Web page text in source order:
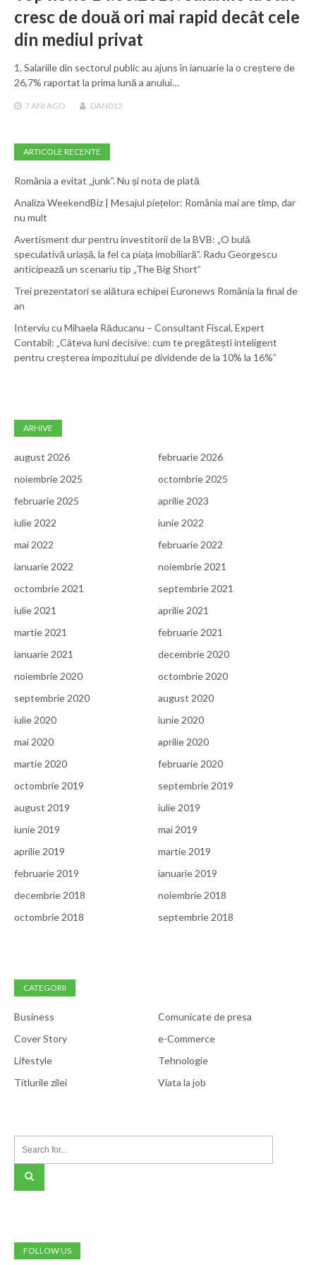
cresc de două ori mai rapid decât cele
din mediul privat
1. Salariile din sectorul public au ajuns în ianuarie la o creștere de
26,7% raportat la prima lună a anului…
7 ANI AGO DAN012
ARTICOLE RECENTE
România a evitat „junk”. Nu și nota de plată
Analiza WeekendBiz | Mesajul piețelor: România mai are timp, dar
nu mult
Avertisment dur pentru investitorii de la BVB: „O bulă
speculativă uriașă, la fel ca piața imobiliară”. Radu Georgescu
anticipează un scenariu tip „The Big Short”
Trei prezentatori se alătura echipei Euronews România la final de
an
Interviu cu Mihaela Răducanu – Consultant Fiscal, Expert
Contabil: „Câteva luni decisive: cum te pregătești inteligent
pentru creșterea impozitului pe dividende de la 10% la 16%”
ARHIVE
august 2026
februarie 2026
noiembrie 2025
octombrie 2025
februarie 2025
aprilie 2023
iulie 2022
iunie 2022
mai 2022
februarie 2022
ianuarie 2022
noiembrie 2021
octombrie 2021
septembrie 2021
iulie 2021
aprilie 2021
martie 2021
februarie 2021
ianuarie 2021
decembrie 2020
noiembrie 2020
octombrie 2020
septembrie 2020
august 2020
iulie 2020
iunie 2020
mai 2020
aprilie 2020
martie 2020
februarie 2020
octombrie 2019
septembrie 2019
august 2019
iulie 2019
iunie 2019
mai 2019
aprilie 2019
martie 2019
februarie 2019
ianuarie 2019
decembrie 2018
noiembrie 2018
octombrie 2018
septembrie 2018
CATEGORII
Business
Comunicate de presa
Cover Story
e-Commerce
Lifestyle
Tehnologie
Titlurile zilei
Viata la job
FOLLOW US